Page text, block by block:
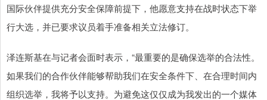
国际伙伴提供充分安全保障前提下，他愿意支持在战时状态下举
行大选，并已要求议员着手准备相关立法修订。
泽连斯基在与记者会面时表示，“最重要的是确保选举的合法性。
如果我们的合作伙伴能够帮助我们在安全条件下、在合理时间内
组织选举，我将予以支持。为避免这仅仅成为我发出的一个媒体